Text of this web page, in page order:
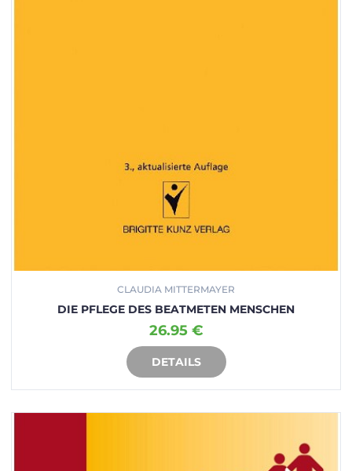
CLAUDIA MITTERMAYER
DIE PFLEGE DES BEATMETEN MENSCHEN
26.95 €
DETAILS
IN DEN WARENKORB